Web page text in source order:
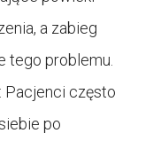
a zabieg
tego problemu.
Pacjenci często
po